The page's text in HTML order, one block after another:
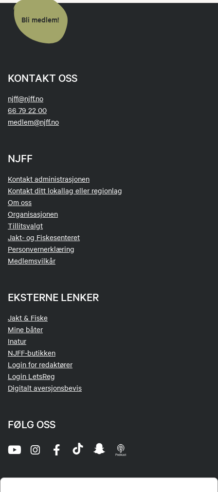
Bli medlem!
KONTAKT OSS
njff@njff.no
66 79 22 00
medlem@njff.no
NJFF
Kontakt administrasjonen
Kontakt ditt lokallag eller regionlag
Om oss
Organisasjonen
Tillitsvalgt
Jakt- og Fiskesenteret
Personvernerklæring
Medlemsvilkår
EKSTERNE LENKER
Jakt & Fiske
Mine båter
Inatur
NJFF-butikken
Login for redaktører
Login LetsReg
Digitalt aversjonsbevis
FØLG OSS